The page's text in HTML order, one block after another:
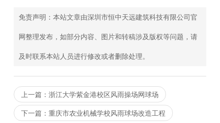
免责声明：本站文章由深圳市恒中天远建筑科技有限公司官
网整理发布，如部分内容、图片和转稿涉及版权等问题，请
及时联系本站人员进行修改或者删除处理。
上一篇：浙江大学紫金港校区风雨操场网球场
下一篇：重庆市农业机械学校风雨球场改造工程